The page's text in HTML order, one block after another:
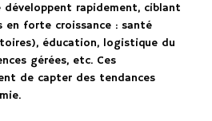
rapidement, ciblant
en forte croissance : santé
éducation, logistique du
gérées, etc. Ces
de capter des tendances